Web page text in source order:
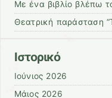
Με ένα βιβλίο βλέπω
Θεατρική παράσταση
Ιστορικό
Ιούνιος 2026
Μάιος 2026